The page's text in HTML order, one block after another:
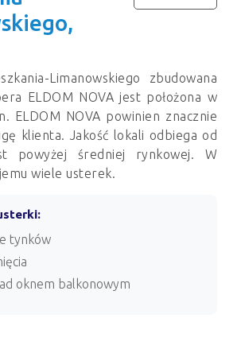
Limanowskiego zbudowana
ELDOM NOVA jest położona w
ELDOM NOVA powinien znacznie
klienta. Jakość lokali odbiega od
powyżej średniej rynkowej. W
wiele usterek.
tynków
oknem balkonowym